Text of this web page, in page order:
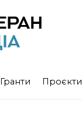
Гранти Проєкти